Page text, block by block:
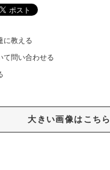
に教える
て問い合わせる
大きい画像はこちら